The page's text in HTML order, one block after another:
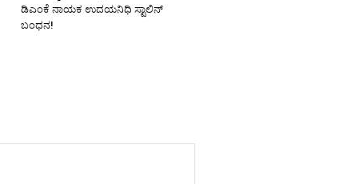
ಡಿಎಂಕೆ ನಾಯಕ ಉದಯನಿಧಿ ಸ್ಟಾಲಿನ್
ಬಂಧನ!